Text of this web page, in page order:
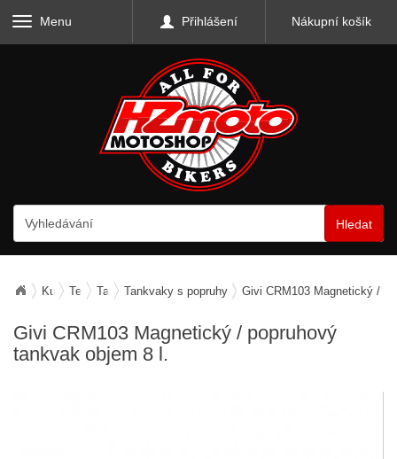
Menu Přihlášení Nákupní košík
Hledat
Kufry, zavazadla, nosiče
Textilní zavazadla
TankvakyTankvaky s popruhy Givi CRM103 Magnetický /
Givi CRM103 Magnetický / popruhový
tankvak objem 8 l.